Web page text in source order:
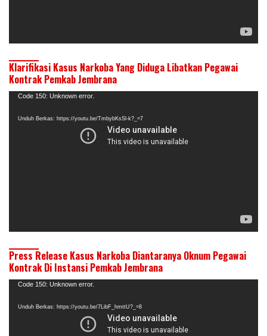
Klarifikasi Kasus Narkoba Yang Diduga Libatkan Pegawai
Kontrak Pemkab Jembrana
Pemutar
Code 150: Unknown error.
Unduh Berkas: https://youtu.be/TmbybKsSl-k?_=7
Press Release Kasus Narkoba Diantaranya Oknum Pegawai
Kontrak Di Instansi Pemkab Jembrana
Pemutar
Code 150: Unknown error.
Unduh Berkas: https://youtu.be/7LibF_hmttU?_=8